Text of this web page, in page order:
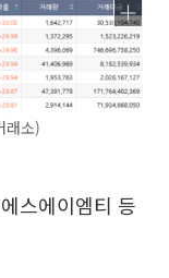
래소)
스에이엠티 등